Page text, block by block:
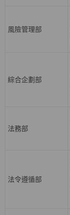
風險管理部
綜合企劃部
法務部
法令遵循部